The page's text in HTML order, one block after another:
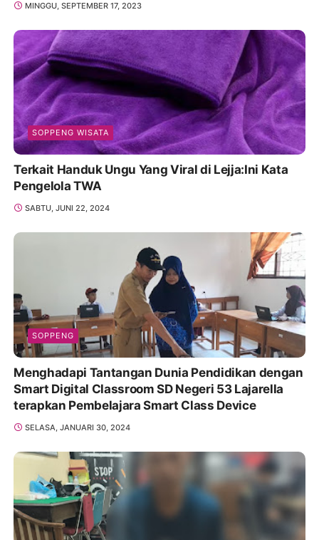
MINGGU, SEPTEMBER 17, 2023
SOPPENG WISATA
Terkait Handuk Ungu Yang Viral di Lejja:Ini Kata
Pengelola TWA
SABTU, JUNI 22, 2024
SOPPENG
Menghadapi Tantangan Dunia Pendidikan dengan
Smart Digital Classroom SD Negeri 53 Lajarella
terapkan Pembelajara Smart Class Device
SELASA, JANUARI 30, 2024